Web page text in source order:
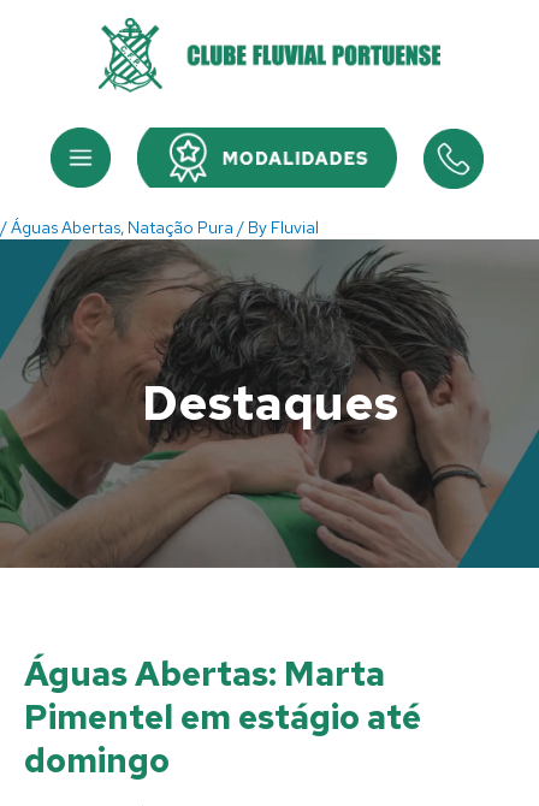
Menu Menu
/Águas Abertas, Natação Pura / By Fluvial
Destaques
Águas Abertas: Marta
Pimentel em estágio até
domingo